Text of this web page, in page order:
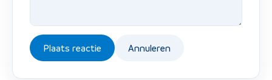
Plaats reactie Annuleren